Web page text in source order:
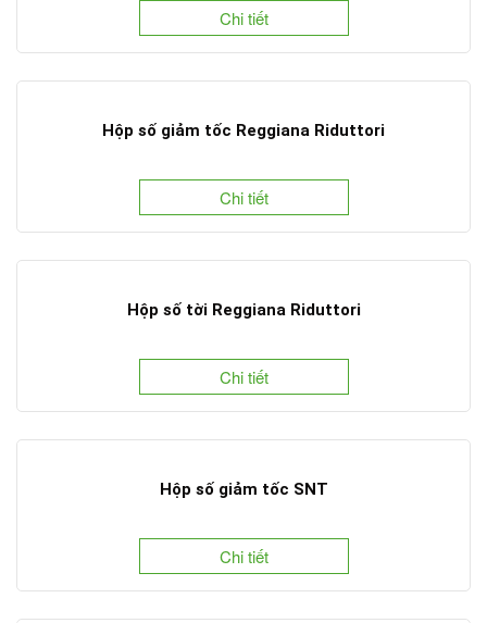
Chi tiết
Hộp số giảm tốc Reggiana Riduttori
Chi tiết
Hộp số tời Reggiana Riduttori
Chi tiết
Hộp số giảm tốc SNT
Chi tiết